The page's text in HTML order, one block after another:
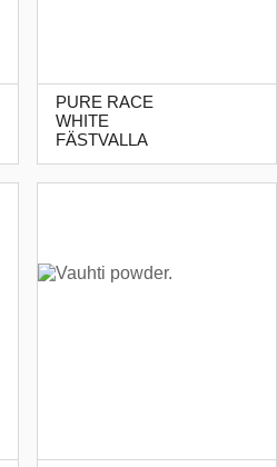
PURE RACE
WHITE
FÄSTVALLA